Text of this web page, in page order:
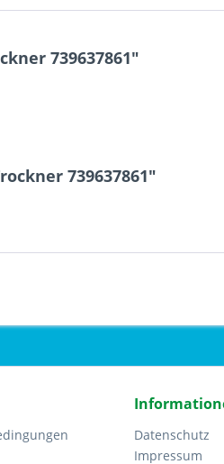
739637861"
739637861"
Datenschutz
Impressum